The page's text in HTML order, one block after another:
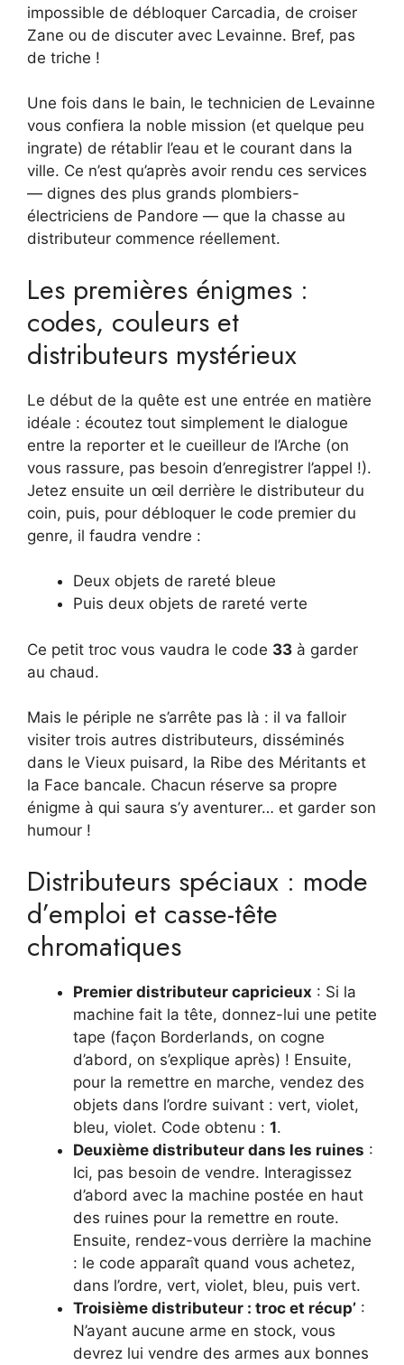
impossible de débloquer Carcadia, de croiser
Zane ou de discuter avec Levainne. Bref, pas
de triche !
Une fois dans le bain, le technicien de Levainne
vous confiera la noble mission (et quelque peu
ingrate) de rétablir l’eau et le courant dans la
ville. Ce n’est qu’après avoir rendu ces services
— dignes des plus grands plombiers-
électriciens de Pandore — que la chasse au
distributeur commence réellement.
Les premières énigmes :
codes, couleurs et
distributeurs mystérieux
Le début de la quête est une entrée en matière
idéale : écoutez tout simplement le dialogue
entre la reporter et le cueilleur de l’Arche (on
vous rassure, pas besoin d’enregistrer l’appel !).
Jetez ensuite un œil derrière le distributeur du
coin, puis, pour débloquer le code premier du
genre, il faudra vendre :
Deux objets de rareté bleue
Puis deux objets de rareté verte
Ce petit troc vous vaudra le code 33 à garder
au chaud.
Mais le périple ne s’arrête pas là : il va falloir
visiter trois autres distributeurs, disséminés
dans le Vieux puisard, la Ribe des Méritants et
la Face bancale. Chacun réserve sa propre
énigme à qui saura s’y aventurer… et garder son
humour !
Distributeurs spéciaux : mode
d’emploi et casse-tête
chromatiques
Premier distributeur capricieux : Si la
machine fait la tête, donnez-lui une petite
tape (façon Borderlands, on cogne
d’abord, on s’explique après) ! Ensuite,
pour la remettre en marche, vendez des
objets dans l’ordre suivant : vert, violet,
bleu, violet. Code obtenu : 1.
Deuxième distributeur dans les ruines :
Ici, pas besoin de vendre. Interagissez
d’abord avec la machine postée en haut
des ruines pour la remettre en route.
Ensuite, rendez-vous derrière la machine
: le code apparaît quand vous achetez,
dans l’ordre, vert, violet, bleu, puis vert.
Troisième distributeur : troc et récup’ :
N’ayant aucune arme en stock, vous
devrez lui vendre des armes aux bonnes